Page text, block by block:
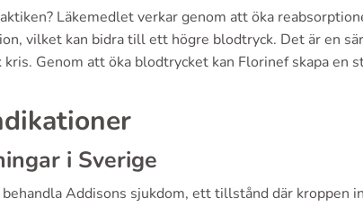
Läkemedlet verkar genom att öka
vilket kan bidra till ett högre blodtryck. Det är en
kris. Genom att öka blodtrycket kan Florinef skapa en
i Sverige
Addisons sjukdom, ett tillstånd där kroppen